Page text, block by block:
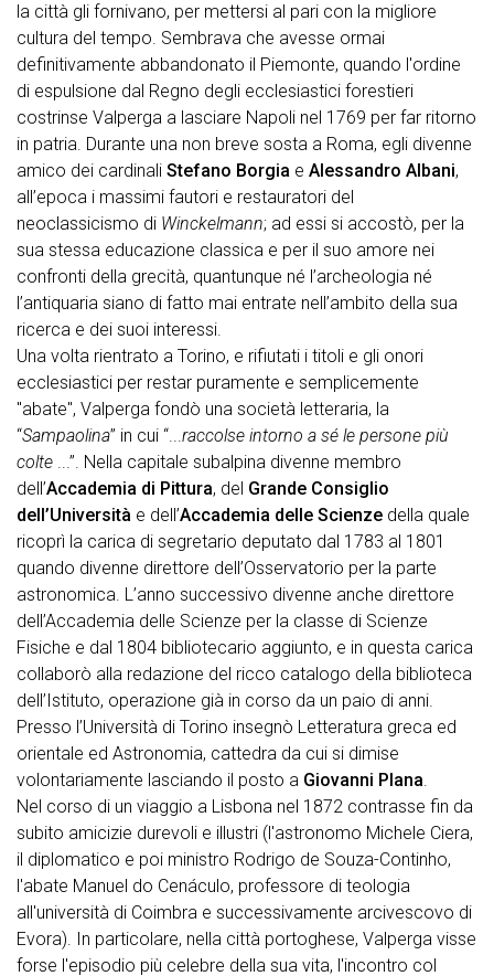
la città gli fornivano, per mettersi al pari con la migliore
cultura del tempo. Sembrava che avesse ormai
definitivamente abbandonato il Piemonte, quando l'ordine
di espulsione dal Regno degli ecclesiastici forestieri
costrinse Valperga a lasciare Napoli nel 1769 per far ritorno
in patria. Durante una non breve sosta a Roma, egli divenne
amico dei cardinali Stefano Borgia e Alessandro Albani,
all’epoca i massimi fautori e restauratori del
neoclassicismo di Winckelmann; ad essi si accostò, per la
sua stessa educazione classica e per il suo amore nei
confronti della grecità, quantunque né l’archeologia né
l’antiquaria siano di fatto mai entrate nell’ambito della sua
ricerca e dei suoi interessi.
Una volta rientrato a Torino, e rifiutati i titoli e gli onori
ecclesiastici per restar puramente e semplicemente
"abate", Valperga fondò una società letteraria, la
“Sampaolina” in cui “...raccolse intorno a sé le persone più
colte ...”. Nella capitale subalpina divenne membro
dell’Accademia di Pittura, del Grande Consiglio
dell’Università e dell’Accademia delle Scienze della quale
ricoprì la carica di segretario deputato dal 1783 al 1801
quando divenne direttore dell’Osservatorio per la parte
astronomica. L’anno successivo divenne anche direttore
dell’Accademia delle Scienze per la classe di Scienze
Fisiche e dal 1804 bibliotecario aggiunto, e in questa carica
collaborò alla redazione del ricco catalogo della biblioteca
dell’Istituto, operazione già in corso da un paio di anni.
Presso l’Università di Torino insegnò Letteratura greca ed
orientale ed Astronomia, cattedra da cui si dimise
volontariamente lasciando il posto a Giovanni Plana.
Nel corso di un viaggio a Lisbona nel 1872 contrasse fin da
subito amicizie durevoli e illustri (l'astronomo Michele Ciera,
il diplomatico e poi ministro Rodrigo de Souza-Continho,
l'abate Manuel do Cenáculo, professore di teologia
all'università di Coimbra e successivamente arcivescovo di
Evora). In particolare, nella città portoghese, Valperga visse
forse l'episodio più celebre della sua vita, l'incontro col